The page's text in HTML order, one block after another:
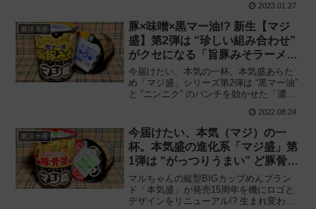
ルちゃん マジ盛 帆立香る鶏塩らぁ麺」を
食べてみた感想と評価・レビューです。
2023.01.27
東洋水産
豚×味噌×黒マー油!? 新生【マジ
盛】第2弾は “珍しい組み合わせ”
がクセになる「旨豚みそラーメ
ン」を展開!!
今届けたい、本気の一杯。本気盛あらた
め「マジ盛」シリーズ第2弾は “黒マー油”
と “ニンニク” のパンチを効かせた「濃厚
水産「マジ盛 黒マー油旨豚みそ」を食べ
てみた感想と評価・レビューです。
2022.08.24
東洋水産
今届けたい、本気（マジ）の一
杯。本気盛の進化系「マジ盛」第
1弾は “がっつりうまい” ど豚骨醤
油!!
マルちゃんの縦型BIGカップめんブラン
ド「本気盛」が発売15周年を機にロゴと
デザインをリニューアル!? 生まれ変わっ